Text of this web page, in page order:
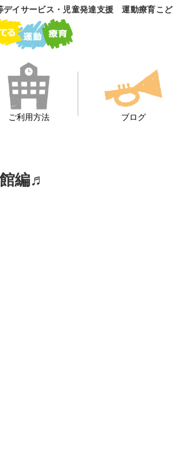
イサービス・児童発達支援 運動療育こ
ご利用方法 ブログ
編♬